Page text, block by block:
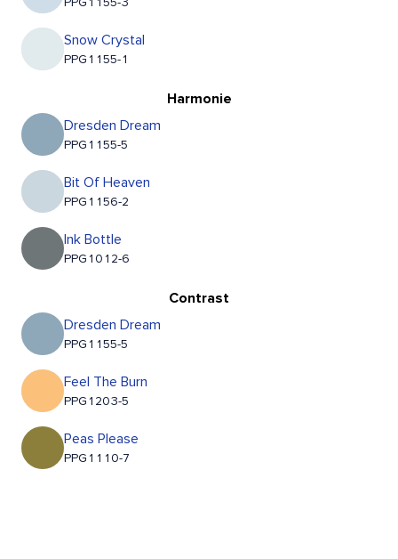
PPG1155-3
Snow Crystal
PPG1155-1
Harmonie
Dresden Dream
PPG1155-5
Bit Of Heaven
PPG1156-2
Ink Bottle
PPG1012-6
Contrast
Dresden Dream
PPG1155-5
Feel The Burn
PPG1203-5
Peas Please
PPG1110-7